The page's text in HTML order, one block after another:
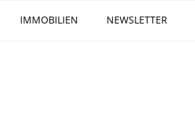
IMMOBILIEN NEWSLETTER